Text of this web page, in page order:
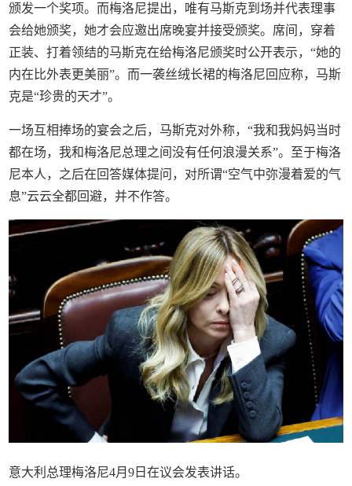
颁发一个奖项。而梅洛尼提出，唯有马斯克到场并代表理事
会给她颁奖，她才会应邀出席晚宴并接受颁奖。席间，穿着
正装、打着领结的马斯克在给梅洛尼颁奖时公开表示，“她的
内在比外表更美丽”。而一袭丝绒长裙的梅洛尼回应称，马斯
克是“珍贵的天才”。
一场互相捧场的宴会之后，马斯克对外称，“我和我妈妈当时
都在场，我和梅洛尼总理之间没有任何浪漫关系”。至于梅洛
尼本人，之后在回答媒体提问，对所谓“空气中弥漫着爱的气
息”云云全都回避，并不作答。
意大利总理梅洛尼4月9日在议会发表讲话。